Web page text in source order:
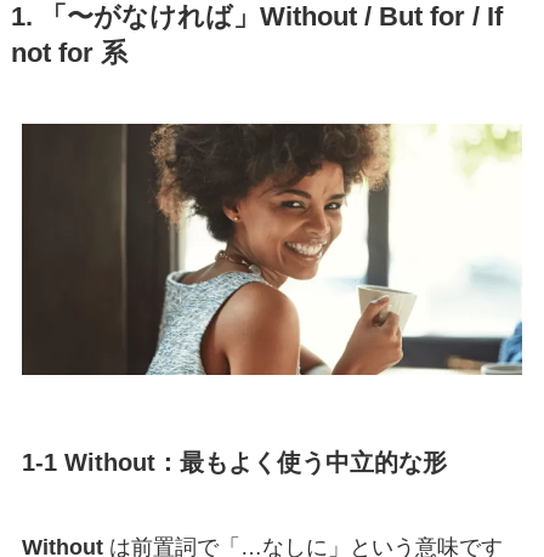
1. 「〜がなければ」Without / But for / If
not for 系
1-1 Without：最もよく使う中立的な形
Withoutは前置詞で「…なしに」という意味です